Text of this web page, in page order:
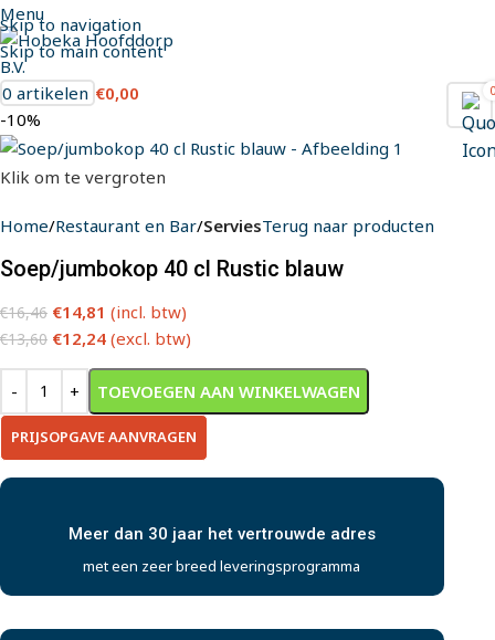
Skip to navigation
Skip to main content
Menu
0
0 artikelen €0,00
-10%
Klik om te vergroten
Home Restaurant en Bar ServiesTerug naar producten
Soep/jumbokop 40 cl Rustic blauw
€16,46 €14,81 (incl. btw)
€13,60 €12,24 (excl. btw)
TOEVOEGEN AAN WINKELWAGEN
PRIJSOPGAVE AANVRAGEN
Meer dan 30 jaar het vertrouwde adres
met een zeer breed leveringsprogramma